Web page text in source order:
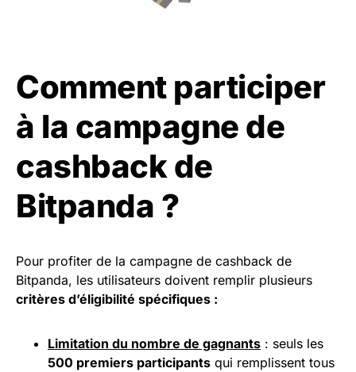
Comment participer
à la campagne de
cashback de
Bitpanda ?
Pour profiter de la campagne de cashback de
Bitpanda, les utilisateurs doivent remplir plusieurs
critères d’éligibilité spécifiques :
Limitation du nombre de gagnants : seuls les
500 premiers participants qui remplissent tous